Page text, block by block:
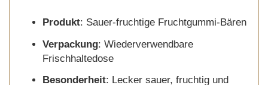
Produkt: Sauer-fruchtige Fruchtgummi-Bären
Verpackung: Wiederverwendbare
Frischhaltedose
Besonderheit: Lecker sauer, fruchtig und